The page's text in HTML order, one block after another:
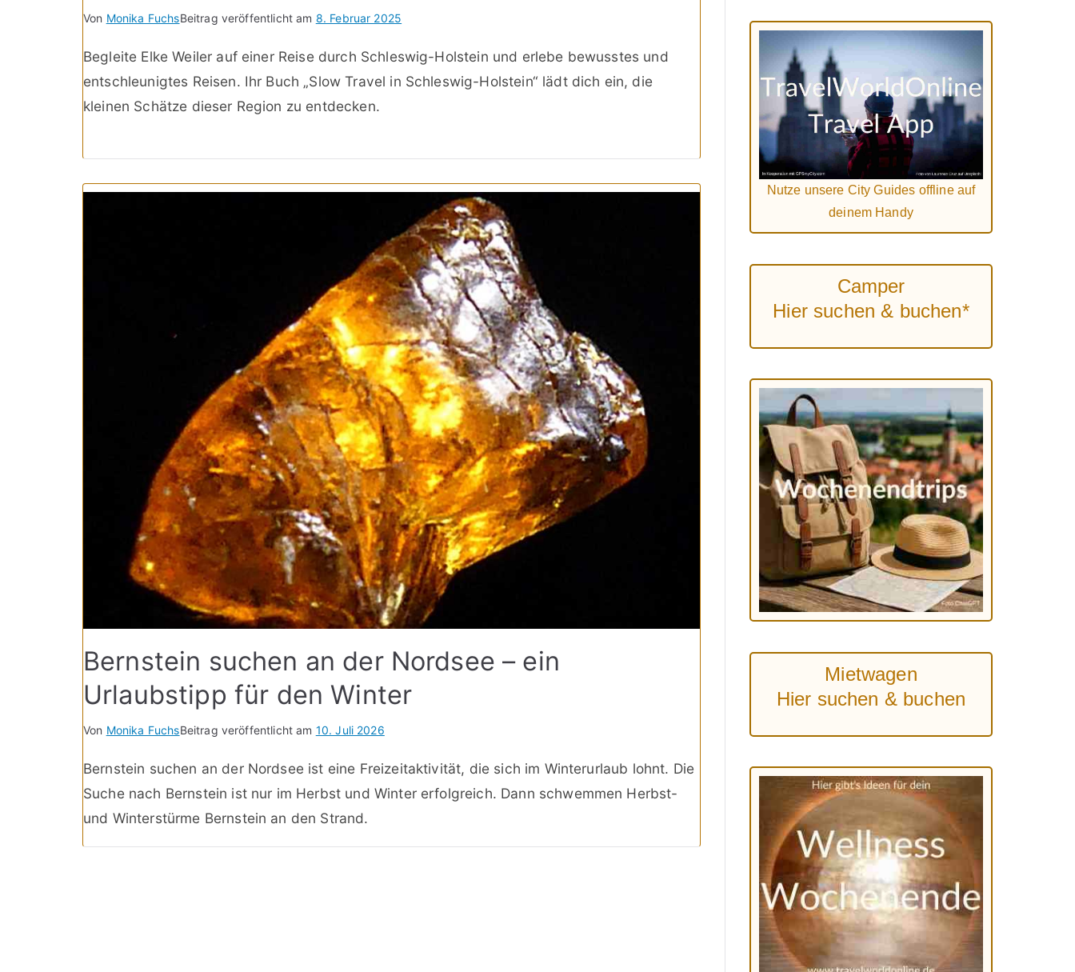
Von Monika FuchsBeitrag veröffentlicht am 8. Februar 2025
Begleite Elke Weiler auf einer Reise durch Schleswig-Holstein und erlebe bewusstes und
entschleunigtes Reisen. Ihr Buch „Slow Travel in Schleswig-Holstein“ lädt dich ein, die
kleinen Schätze dieser Region zu entdecken.
Bernstein suchen an der Nordsee – ein
Urlaubstipp für den Winter
Von Monika FuchsBeitrag veröffentlicht am 10. Juli 2026
Bernstein suchen an der Nordsee ist eine Freizeitaktivität, die sich im Winterurlaub lohnt. Die
Suche nach Bernstein ist nur im Herbst und Winter erfolgreich. Dann schwemmen Herbst-
und Winterstürme Bernstein an den Strand.
Nutze unsere City Guides offline auf
deinem Handy
Camper
Hier suchen & buchen*
Mietwagen
Hier suchen & buchen